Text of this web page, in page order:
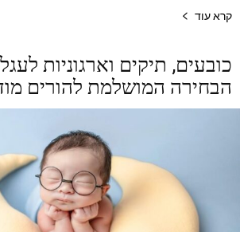
קרא עוד
כובעים, תיקים וארגוניות
הבחירה המושלמת להורים